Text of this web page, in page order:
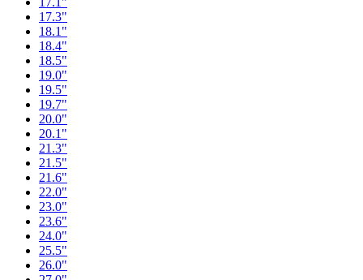
17.3"
18.1"
18.4"
18.5"
19.0"
19.5"
19.7"
20.0"
20.1"
21.3"
21.5"
21.6"
22.0"
23.0"
23.6"
24.0"
25.5"
26.0"